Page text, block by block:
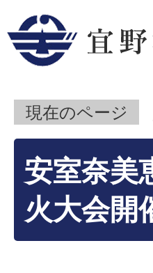
現在のページ
安室奈美
火大会開